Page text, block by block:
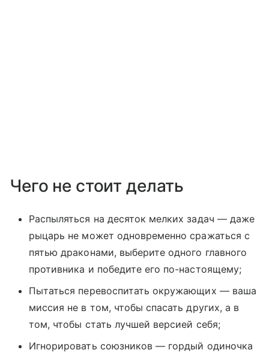
Чего не стоит делать
Распыляться на десяток мелких задач — даже
рыцарь не может одновременно сражаться с
пятью драконами, выберите одного главного
противника и победите его по-настоящему;
Пытаться перевоспитать окружающих — ваша
миссия не в том, чтобы спасать других, а в
том, чтобы стать лучшей версией себя;
Игнорировать союзников — гордый одиночка